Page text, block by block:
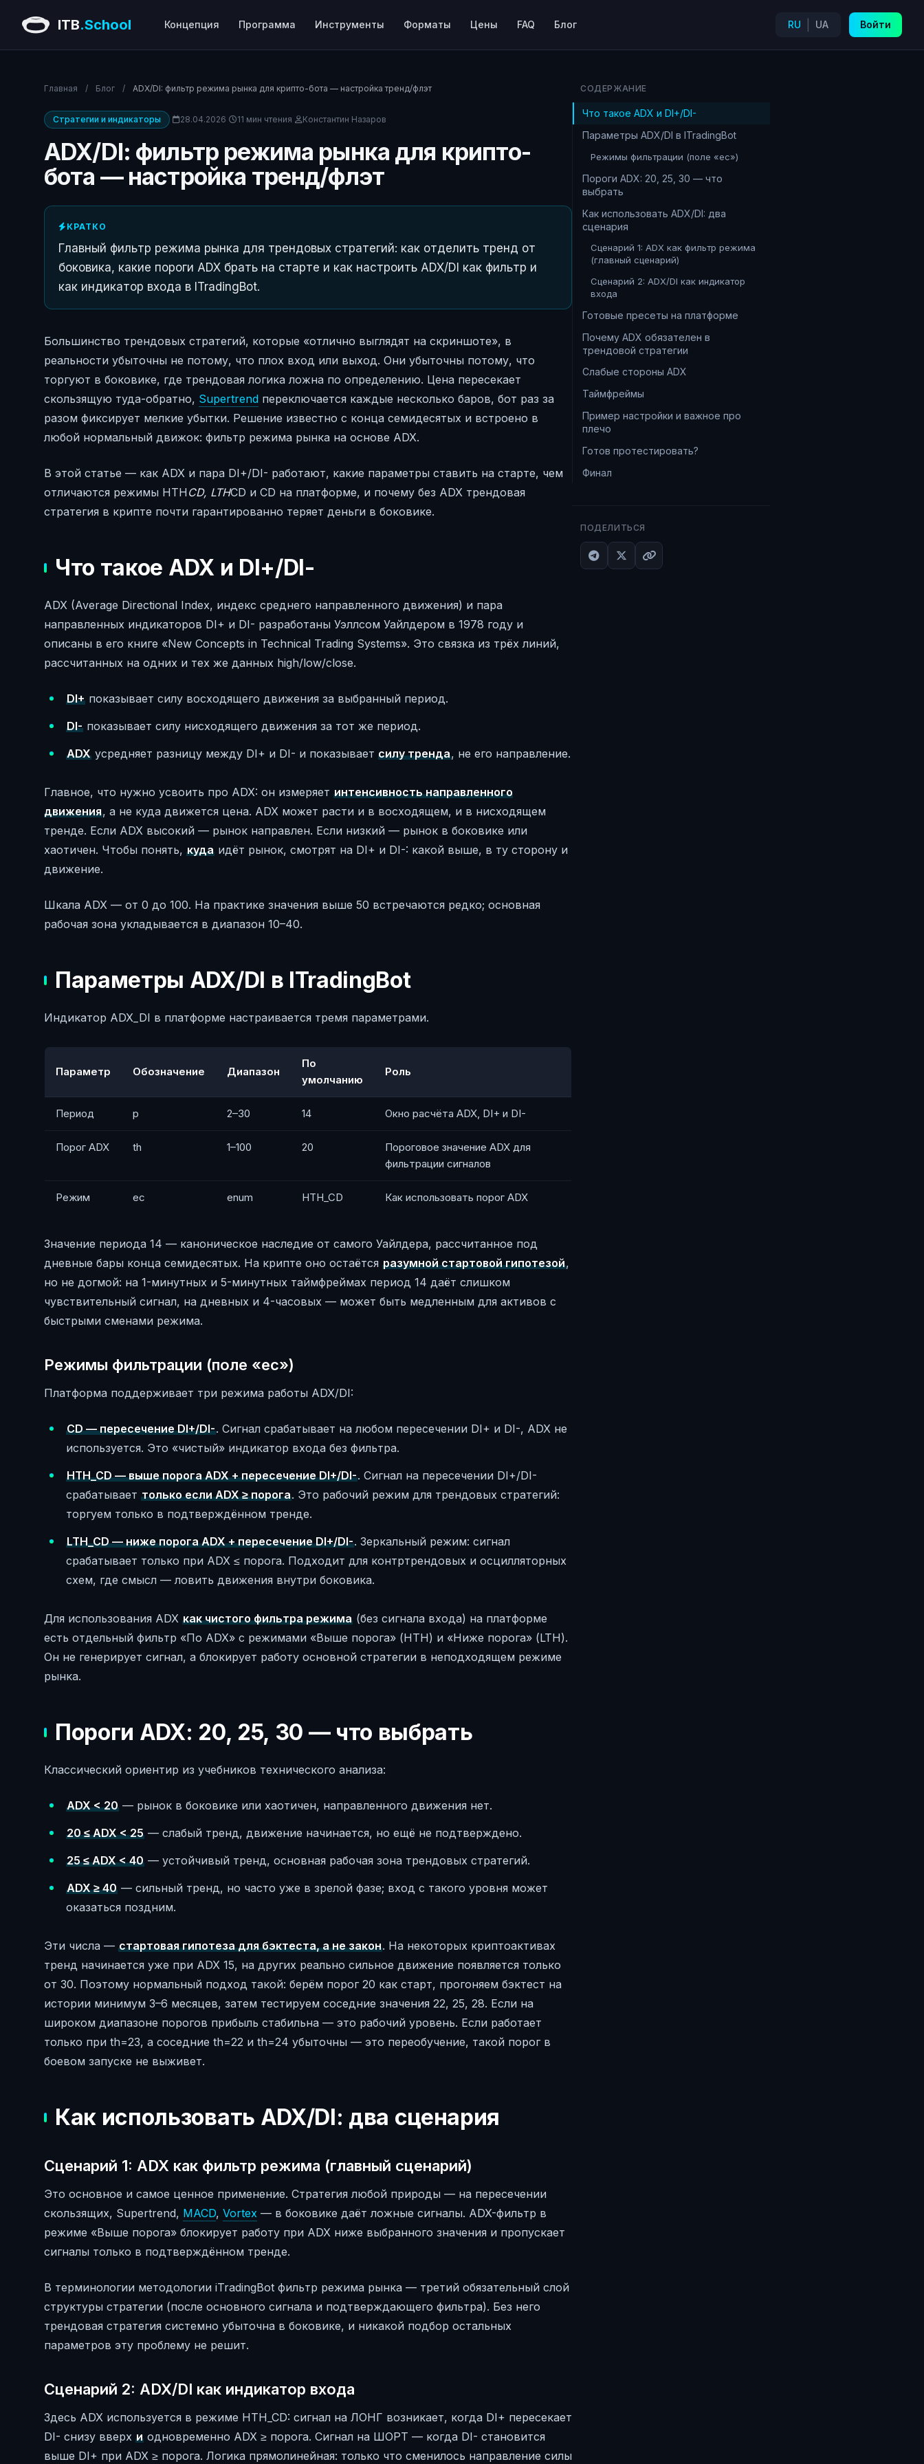
ITB.School Концепция Программа Инструменты Форматы Цены FAQ Блог RU UA Войти
Главная / Блог / ADX/DI: фильтр режима рынка для крипто-бота — настройка тренд/флэт
Стратегии и индикаторы 28.04.2026 11 мин чтения Константин Назаров
ADX/DI: фильтр режима рынка для крипто-
бота — настройка тренд/флэт
КРАТКО
Главный фильтр режима рынка для трендовых стратегий: как отделить тренд от
боковика, какие пороги ADX брать на старте и как настроить ADX/DI как фильтр и
как индикатор входа в ITradingBot.
Большинство трендовых стратегий, которые «отлично выглядят на скриншоте», в
реальности убыточны не потому, что плох вход или выход. Они убыточны потому, что
торгуют в боковике, где трендовая логика ложна по определению. Цена пересекает
скользящую туда-обратно, Supertrend переключается каждые несколько баров, бот раз за
разом фиксирует мелкие убытки. Решение известно с конца семидесятых и встроено в
любой нормальный движок: фильтр режима рынка на основе ADX.
В этой статье — как ADX и пара DI+/DI- работают, какие параметры ставить на старте, чем
отличаются режимы HTH CD, LTHCD и CD на платформе, и почему без ADX трендовая
стратегия в крипте почти гарантированно теряет деньги в боковике.
Что такое ADX и DI+/DI-
ADX (Average Directional Index, индекс среднего направленного движения) и пара
направленных индикаторов DI+ и DI- разработаны Уэллсом Уайлдером в 1978 году и
описаны в его книге «New Concepts in Technical Trading Systems». Это связка из трёх линий,
рассчитанных на одних и тех же данных high/low/close.
DI+показывает силу восходящего движения за выбранный период.
DI-показывает силу нисходящего движения за тот же период.
ADXусредняет разницу между DI+ и DI- и показывает силу тренда, не его направление.
Главное, что нужно усвоить про ADX: он измеряет интенсивность направленного
движения, а не куда движется цена. ADX может расти и в восходящем, и в нисходящем
тренде. Если ADX высокий — рынок направлен. Если низкий — рынок в боковике или
хаотичен. Чтобы понять, кудаидёт рынок, смотрят на DI+ и DI-: какой выше, в ту сторону и
движение.
Шкала ADX — от 0 до 100. На практике значения выше 50 встречаются редко; основная
рабочая зона укладывается в диапазон 10–40.
Параметры ADX/DI в ITradingBot
Индикатор ADX_DI в платформе настраивается тремя параметрами.
Параметр Обозначение Диапазон
По
умолчанию
Роль
Период p 2–30 14 Окно расчёта ADX, DI+ и DI-
Порог ADX th 1–100 20
Пороговое значение ADX для
фильтрации сигналов
Режим ec enum HTH_CD Как использовать порог ADX
Значение периода 14 — каноническое наследие от самого Уайлдера, рассчитанное под
дневные бары конца семидесятых. На крипте оно остаётся разумной стартовой гипотезой,
но не догмой: на 1-минутных и 5-минутных таймфреймах период 14 даёт слишком
чувствительный сигнал, на дневных и 4-часовых — может быть медленным для активов с
быстрыми сменами режима.
Режимы фильтрации (поле «ec»)
Платформа поддерживает три режима работы ADX/DI:
CD — пересечение DI+/DI-. Сигнал срабатывает на любом пересечении DI+ и DI-, ADX не
используется. Это «чистый» индикатор входа без фильтра.
HTH_CD — выше порога ADX + пересечение DI+/DI-. Сигнал на пересечении DI+/DI-
срабатывает только если ADX ≥ порога. Это рабочий режим для трендовых стратегий:
торгуем только в подтверждённом тренде.
LTH_CD — ниже порога ADX + пересечение DI+/DI-. Зеркальный режим: сигнал
срабатывает только при ADX ≤ порога. Подходит для контртрендовых и осцилляторных
схем, где смысл — ловить движения внутри боковика.
Для использования ADX как чистого фильтра режима(без сигнала входа) на платформе
есть отдельный фильтр «По ADX» с режимами «Выше порога» (HTH) и «Ниже порога» (LTH).
Он не генерирует сигнал, а блокирует работу основной стратегии в неподходящем режиме
рынка.
Пороги ADX: 20, 25, 30 — что выбрать
Классический ориентир из учебников технического анализа:
ADX < 20— рынок в боковике или хаотичен, направленного движения нет.
20 ≤ ADX < 25— слабый тренд, движение начинается, но ещё не подтверждено.
25 ≤ ADX < 40— устойчивый тренд, основная рабочая зона трендовых стратегий.
ADX ≥ 40— сильный тренд, но часто уже в зрелой фазе; вход с такого уровня может
оказаться поздним.
Эти числа — стартовая гипотеза для бэктеста, а не закон. На некоторых криптоактивах
тренд начинается уже при ADX 15, на других реально сильное движение появляется только
от 30. Поэтому нормальный подход такой: берём порог 20 как старт, прогоняем бэктест на
истории минимум 3–6 месяцев, затем тестируем соседние значения 22, 25, 28. Если на
широком диапазоне порогов прибыль стабильна — это рабочий уровень. Если работает
только при th=23, а соседние th=22 и th=24 убыточны — это переобучение, такой порог в
боевом запуске не выживет.
Как использовать ADX/DI: два сценария
Сценарий 1: ADX как фильтр режима (главный сценарий)
Это основное и самое ценное применение. Стратегия любой природы — на пересечении
скользящих, Supertrend, MACD, Vortex — в боковике даёт ложные сигналы. ADX-фильтр в
режиме «Выше порога» блокирует работу при ADX ниже выбранного значения и пропускает
сигналы только в подтверждённом тренде.
В терминологии методологии iTradingBot фильтр режима рынка — третий обязательный слой
структуры стратегии (после основного сигнала и подтверждающего фильтра). Без него
трендовая стратегия системно убыточна в боковике, и никакой подбор остальных
параметров эту проблему не решит.
Сценарий 2: ADX/DI как индикатор входа
Здесь ADX используется в режиме HTH_CD: сигнал на ЛОНГ возникает, когда DI+ пересекает
DI- снизу вверх иодновременно ADX ≥ порога. Сигнал на ШОРТ — когда DI- становится
выше DI+ при ADX ≥ порога. Логика прямолинейная: только что сменилось направление силы
СОДЕРЖАНИЕ
Что такое ADX и DI+/DI-
Параметры ADX/DI в ITradingBot
Режимы фильтрации (поле «ec»)
Пороги ADX: 20, 25, 30 — что
выбрать
Как использовать ADX/DI: два
сценария
Сценарий 1: ADX как фильтр режима
(главный сценарий)
Сценарий 2: ADX/DI как индикатор
входа
Готовые пресеты на платформе
Почему ADX обязателен в
трендовой стратегии
Слабые стороны ADX
Таймфреймы
Пример настройки и важное про
плечо
Готов протестировать?
Финал
ПОДЕЛИТЬСЯ